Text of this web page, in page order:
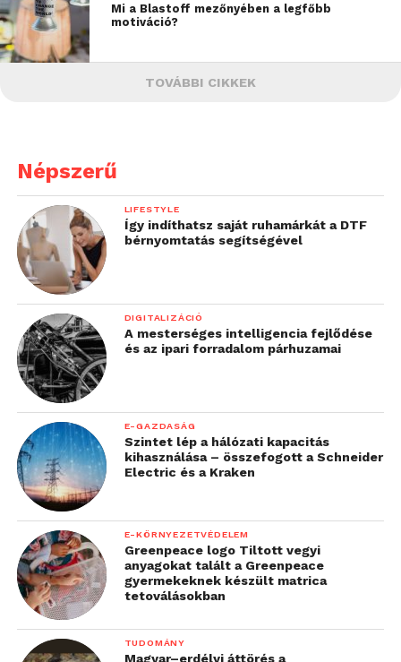
Mi a Blastoff mezőnyében a legfőbb
motiváció?
TOVÁBBI CIKKEK
Népszerű
LIFESTYLE
Így indíthatsz saját ruhamárkát a DTF
bérnyomtatás segítségével
DIGITALIZÁCIÓ
A mesterséges intelligencia fejlődése
és az ipari forradalom párhuzamai
E-GAZDASÁG
Szintet lép a hálózati kapacitás
kihasználása – összefogott a Schneider
Electric és a Kraken
E-KÖRNYEZETVÉDELEM
Greenpeace logo Tiltott vegyi
anyagokat talált a Greenpeace
gyermekeknek készült matrica
tetoválásokban
TUDOMÁNY
Magyar–erdélyi áttörés a